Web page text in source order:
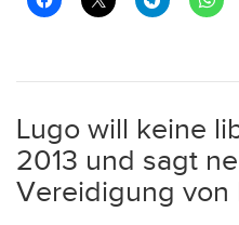
Lugo will keine
2013 und sagt
Vereidigung von